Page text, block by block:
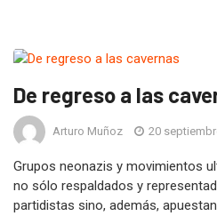
De regreso a las
Arturo Muñoz 20
Grupos neonazis y movimientos
no sólo respaldados y
partidistas sino, además,